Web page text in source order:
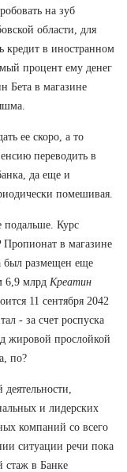
на зуб
области, для
кредит в иностранном
процент ему денег
Бета в магазине
ее скоро, а то
переводить в
да еще и
помешивая.
подальше. Курс
Пропионат в магазине
был размещен еще
6,9 млрд Креатин
11 сентября 2042
- за счет роспуска
жировой прослойкой
по?
и лидерских
компаний со всего
ситуации речи пока
стаж в Банке